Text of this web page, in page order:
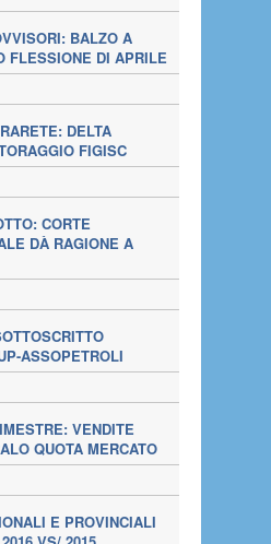
BALZO A
FLESSIONE DI APRILE
DELTA
FIGISC
CORTE
DÀ RAGIONE A
ASSOPETROLI
VENDITE
QUOTA MERCATO
E PROVINCIALI